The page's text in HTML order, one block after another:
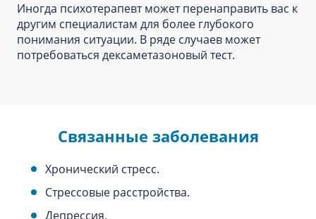
Иногда психотерапевт может перенаправить вас к
другим специалистам для более глубокого
понимания ситуации. В ряде случаев может
потребоваться дексаметазоновый тест.
Связанные заболевания
Хронический стресс.
Стрессовые расстройства.
Депрессия.